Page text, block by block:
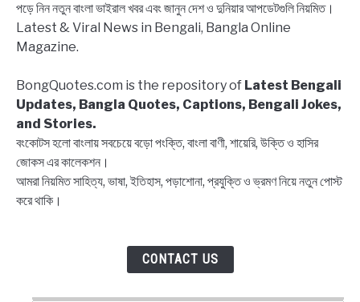
Bangla,
Block
list
Quotes
পড়ে নিন নতুন বাংলা ভাইরাল খবর এবং জানুন দেশ ও দুনিয়ার আপডেটগুলি নিয়মিত।
Latest & Viral News in Bengali, Bangla Online
Magazine.
BongQuotes.com is the repository of Latest Bengali
Updates, Bangla Quotes, Captions, Bengali Jokes,
and Stories.
বংকোটস হলো বাংলায় সবচেয়ে বড়ো পংক্তি, বাংলা বাণী, শায়েরি, উক্তি ও হাসির
জোকস এর কালেকশন।
আমরা নিয়মিত সাহিত্য, ভাষা, ইতিহাস, পড়াশোনা, প্রযুক্তি ও ভ্রমণ নিয়ে নতুন পোস্ট
করে থাকি।
CONTACT US